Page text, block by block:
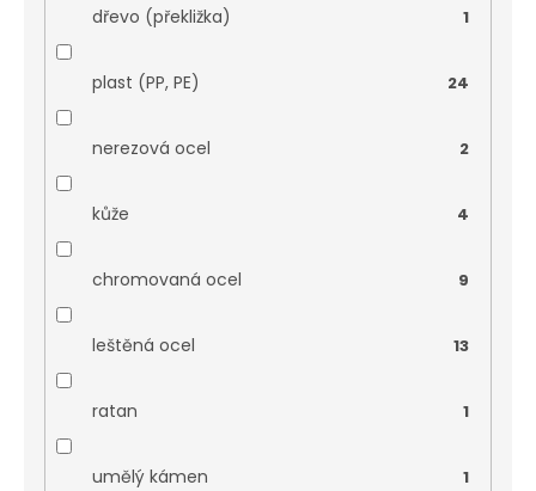
dřevo (překližka) 1
plast (PP, PE) 24
nerezová ocel 2
kůže 4
chromovaná ocel 9
leštěná ocel 13
ratan 1
umělý kámen 1